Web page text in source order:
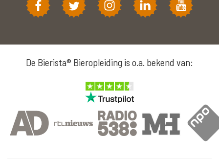
De Bierista® Bieropleiding is o.a. bekend van: